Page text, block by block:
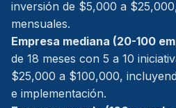
inversión de $5,000 a
mensuales.
Empresa mediana (20-100
de 18 meses con 5 a 10
$25,000 a $100,000,
e implementación.